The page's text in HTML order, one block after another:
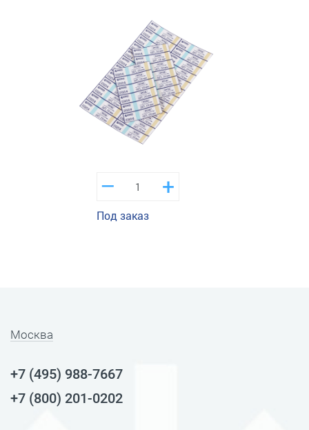
+
–
Под заказ
Москва
+7 (495) 988-7667
+7 (800) 201-0202